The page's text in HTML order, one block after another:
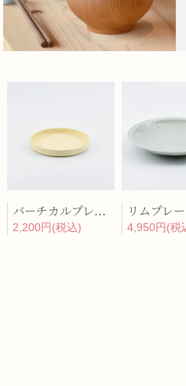
バーチカルプレート 15cm 化粧土
2,200円(税込)
4,950円(税